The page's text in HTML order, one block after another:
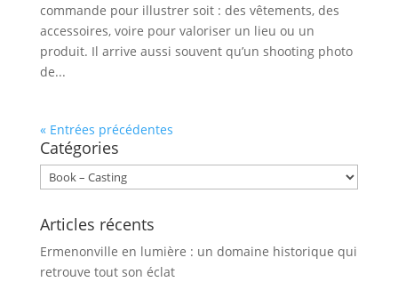
commande pour illustrer soit : des vêtements, des
accessoires, voire pour valoriser un lieu ou un
produit. Il arrive aussi souvent qu’un shooting photo
de...
« Entrées précédentes
Catégories
Catégories
Articles récents
Ermenonville en lumière : un domaine historique qui
retrouve tout son éclat